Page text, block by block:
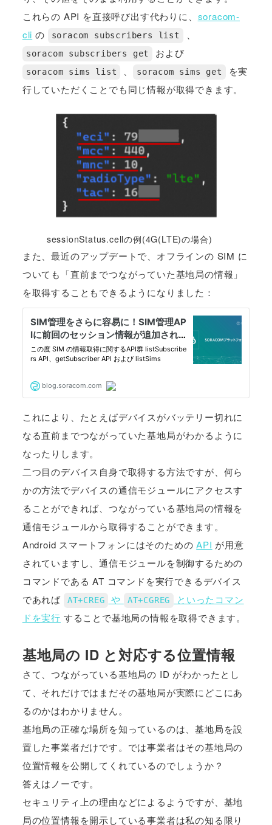
これらの API を直接呼び出す代わりに、 soracom-
cli の soracom subscribers list
soracom subscribers get および
soracom sims list soracom sims get
を実
行していただくことでも同じ情報が取得できます。
sessionStatus.cellの例(4G(LTE)の場合)
また、最近のアップデートで、オフラインの SIM に
ついても「直前までつながっていた基地局の情報」
を取得することもできるようになりました：
これにより、たとえばデバイスがバッテリー切れに
なる直前までつながっていた基地局がわかるように
なったりします。
二つ目のデバイス自身で取得する方法ですが、何ら
かの方法でデバイスの通信モジュールにアクセスす
ることができれば、つながっている基地局の情報を
通信モジュールから取得することができます。
Android スマートフォンにはそのためのAPI が用意
されていますし、通信モジュールを制御するための
コマンドである AT コマンドを実行できるデバイス
であれば
AT+CREG や AT+CGREG
といったコマン
ドを実行 することで基地局の情報を取得できます。
基地局の ID と対応する位置情報
さて、つながっている基地局の ID がわかったとし
て、それだけではまだその基地局が実際にどこにあ
るのかはわかりません。
基地局の正確な場所を知っているのは、基地局を設
置した事業者だけです。では事業者はその基地局の
位置情報を公開してくれているのでしょうか？
答えはノーです。
セキュリティ上の理由などによるようですが、基地
局の位置情報を開示している事業者は私の知る限り